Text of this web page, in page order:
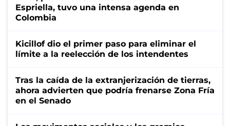
Espriella, tuvo una intensa agenda en
Colombia
Kicillof dio el primer paso para eliminar el
límite a la reelección de los intendentes
Tras la caída de la extranjerización de tierras,
ahora advierten que podría frenarse Zona Fría
en el Senado